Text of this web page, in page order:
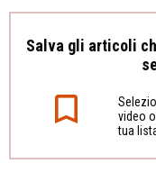
Salva gli articoli
video
tua